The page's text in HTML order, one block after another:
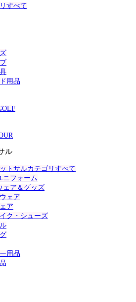
すべて
用品
ル
トサルカテゴリすべて
ニフォーム
ェア＆グッズ
ェア
ア
ク・シューズ
用品